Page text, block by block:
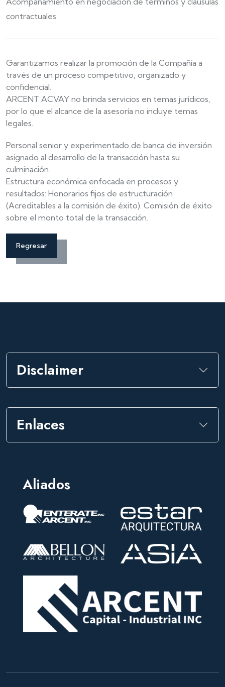
contractuales
Garantizamos realizar la promoción de la Compañía a
través de un proceso competitivo, organizado y
confidencial.
ARCENT ACVAY no brinda servicios en temas jurídicos,
por lo que el alcance de la asesoría no incluye temas
legales.
Personal senior y experimentado de banca de inversión
asignado al desarrollo de la transacción hasta su
culminación.
Estructura económica enfocada en procesos y
resultados: Honorarios fijos de estructuración
(Acreditables a la comisión de éxito). Comisión de éxito
sobre el monto total de la transacción.
Regresar
Disclaimer
Enlaces
Aliados